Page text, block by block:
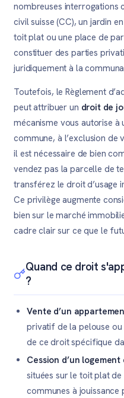
nombreuses interrogations
civil suisse (CC), un jardin
toit plat ou une place de
constituer des parties
juridiquement à la
Toutefois, le Règlement
peut attribuer un droit de
mécanisme vous autorise
commune, à l’exclusion de
il est nécessaire de bien
vendez pas la parcelle de
transférez le droit d’usage
Ce privilège augmente
bien sur le marché
cadre clair sur ce que le
Quand ce droit
?
Vente d’un
privatif de la pelouse ou
de ce droit spécifique
Cession d’un
situées sur le toit plat
communes à jouissance